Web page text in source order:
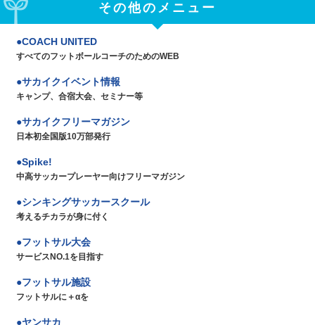
その他のメニュー
COACH UNITED
すべてのフットボールコーチのためのWEB
サカイクイベント情報
キャンプ、合宿大会、セミナー等
サカイクフリーマガジン
日本初全国版10万部発行
Spike!
中高サッカープレーヤー向けフリーマガジン
シンキングサッカースクール
考えるチカラが身に付く
フットサル大会
サービスNO.1を目指す
フットサル施設
フットサルに＋αを
ヤンサカ